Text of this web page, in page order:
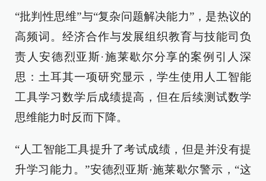
“批判性思维”与“复杂问题解决能力”，是热议的
高频词。经济合作与发展组织教育与技能司负
责人安德烈亚斯·施莱歇尔分享的案例引人深
思：土耳其一项研究显示，学生使用人工智能
工具学习数学后成绩提高，但在后续测试数学
思维能力时反而下降。
“人工智能工具提升了考试成绩，但是并没有提
升学习能力。”安德烈亚斯·施莱歇尔警示，“这